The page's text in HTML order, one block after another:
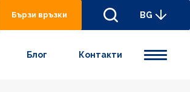
Бързи връзки BG
Блог Контакти